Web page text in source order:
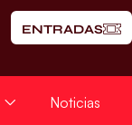
ENTRADAS
Noticias